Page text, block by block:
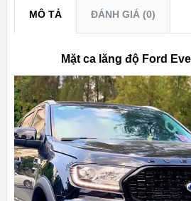
MÔ TẢ ĐÁNH GIÁ (0)
Mặt ca lăng độ Ford